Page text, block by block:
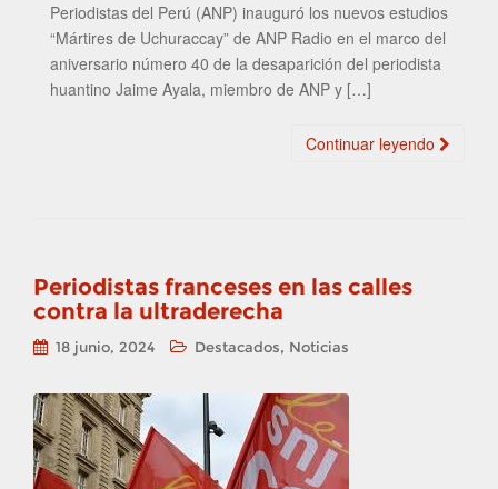
Periodistas del Perú (ANP) inauguró los nuevos estudios
“Mártires de Uchuraccay” de ANP Radio en el marco del
aniversario número 40 de la desaparición del periodista
huantino Jaime Ayala, miembro de ANP y […]
Continuar leyendo
Periodistas franceses en las calles
contra la ultraderecha
18 junio, 2024 Destacados, Noticias